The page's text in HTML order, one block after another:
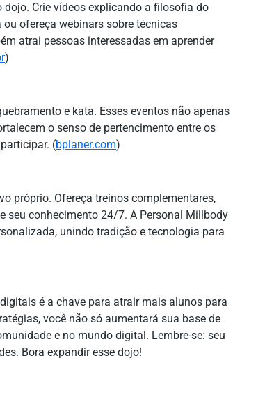
Crie vídeos explicando a filosofia do
ofereça webinars sobre técnicas
atrai pessoas interessadas em aprender
)
e kata. Esses eventos não apenas
o senso de pertencimento entre os
(bplaner.com)
próprio. Ofereça treinos complementares,
seu conhecimento 24/7. A Personal Millbody
unindo tradição e tecnologia para
é a chave para atrair mais alunos para
você não só aumentará sua base de
e no mundo digital. Lembre-se: seu
Bora expandir esse dojo!